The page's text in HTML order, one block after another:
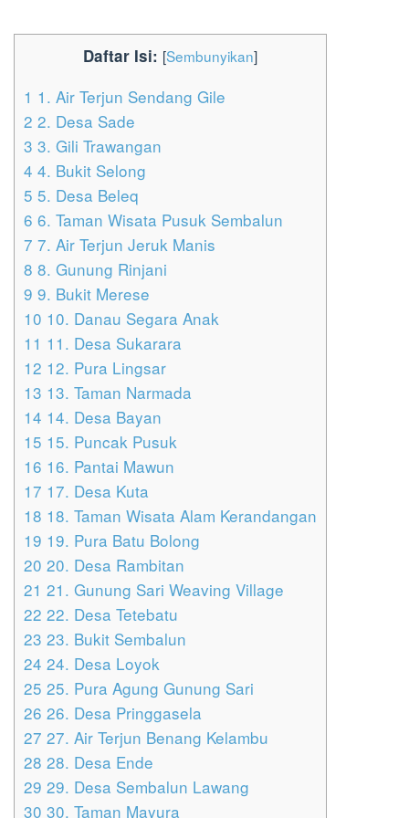
Daftar Isi: [Sembunyikan]
1 1. Air Terjun Sendang Gile
2 2. Desa Sade
3 3. Gili Trawangan
4 4. Bukit Selong
5 5. Desa Beleq
6 6. Taman Wisata Pusuk Sembalun
7 7. Air Terjun Jeruk Manis
8 8. Gunung Rinjani
9 9. Bukit Merese
10 10. Danau Segara Anak
11 11. Desa Sukarara
12 12. Pura Lingsar
13 13. Taman Narmada
14 14. Desa Bayan
15 15. Puncak Pusuk
16 16. Pantai Mawun
17 17. Desa Kuta
18 18. Taman Wisata Alam Kerandangan
19 19. Pura Batu Bolong
20 20. Desa Rambitan
21 21. Gunung Sari Weaving Village
22 22. Desa Tetebatu
23 23. Bukit Sembalun
24 24. Desa Loyok
25 25. Pura Agung Gunung Sari
26 26. Desa Pringgasela
27 27. Air Terjun Benang Kelambu
28 28. Desa Ende
29 29. Desa Sembalun Lawang
30 30. Taman Mayura